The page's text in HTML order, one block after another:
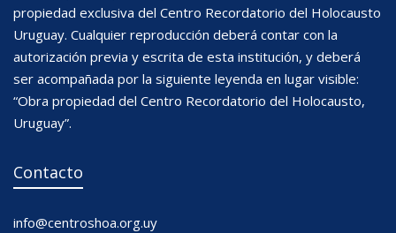
propiedad exclusiva del Centro Recordatorio del Holocausto
Uruguay. Cualquier reproducción deberá contar con la
autorización previa y escrita de esta institución, y deberá
ser acompañada por la siguiente leyenda en lugar visible:
“Obra propiedad del Centro Recordatorio del Holocausto,
Uruguay”.
Contacto
info@centroshoa.org.uy